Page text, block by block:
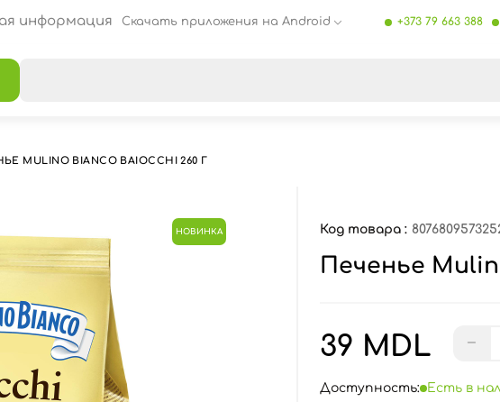
информация Скачать приложения на Android +373 79 663 388
MULINO BIANCO BAIOCCHI 260 Г
НОВИНКА Код товара :
Печенье
39 MDL −
Доступность: Есть в